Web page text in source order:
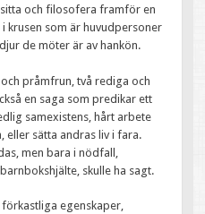
och filosofera framför en
krusen som är huvudpersoner
de möter är av hankön.
pråmfrun, två rediga och
en saga som predikar ett
samexistens, hårt arbete
eller sätta andras liv i fara.
men bara i nödfall,
barnbokshjälte, skulle ha sagt.
egenskaper,